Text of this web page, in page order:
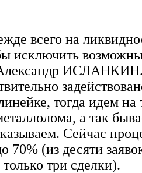
всего на
исключить
тогда идем на
а так
Сейчас
(из десяти
три сделки).